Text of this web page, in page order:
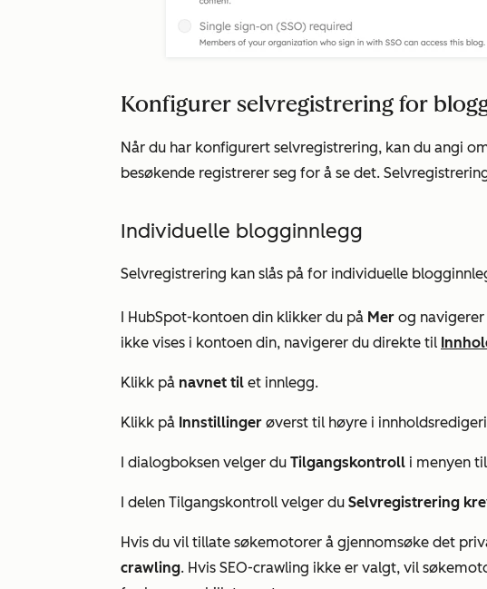
Konfigurer selvregistrering for
Når du har konfigurert selvregistrering, kan du angi
besøkende registrerer seg for å se det.
Individuelle blogginnlegg
Selvregistrering kan slås på for individuelle
I HubSpot-kontoen din klikker du på Mer og
ikke vises i kontoen din, navigerer du direkte til
Klikk på navnet til et innlegg.
Klikk på Innstillinger øverst til høyre i
I dialogboksen velger du Tilgangskontroll i menyen
I delen Tilgangskontroll velger du Selvregistrering
Hvis du vil tillate søkemotorer å gjennomsøke det
crawling. Hvis SEO-crawling ikke er valgt, vil